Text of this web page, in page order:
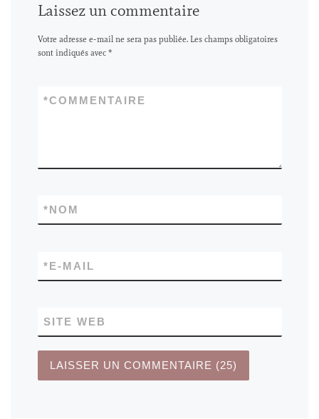
Laissez un commentaire
Votre adresse e-mail ne sera pas publiée. Les champs obligatoires
sont indiqués avec *
COMMENTAIRE
*
NOM
*
E-MAIL
*
SITE WEB